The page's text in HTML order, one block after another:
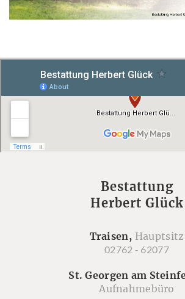
Bestattung
Herbert Glück
Traisen, Hauptsitz
02762 - 62077
St. Georgen am
Aufnahmebüro